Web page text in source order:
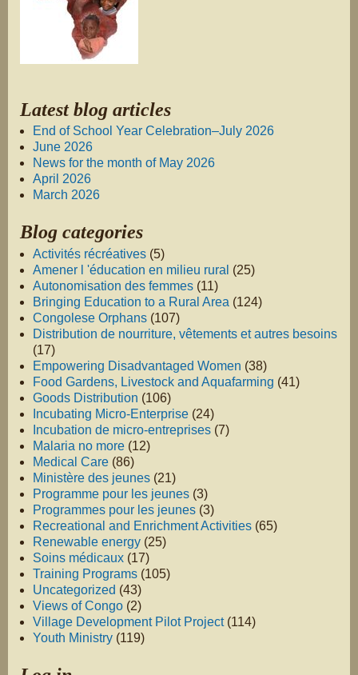
Latest blog articles
End of School Year Celebration–July 2026
June 2026
News for the month of May 2026
April 2026
March 2026
Blog categories
Activités récréatives (5)
Amener l 'éducation en milieu rural (25)
Autonomisation des femmes (11)
Bringing Education to a Rural Area (124)
Congolese Orphans (107)
Distribution de nourriture, vêtements et autres besoins
(17)
Empowering Disadvantaged Women (38)
Food Gardens, Livestock and Aquafarming (41)
Goods Distribution (106)
Incubating Micro-Enterprise (24)
Incubation de micro-entreprises (7)
Malaria no more (12)
Medical Care (86)
Ministère des jeunes (21)
Programme pour les jeunes (3)
Programmes pour les jeunes (3)
Recreational and Enrichment Activities (65)
Renewable energy (25)
Soins médicaux (17)
Training Programs (105)
Uncategorized (43)
Views of Congo (2)
Village Development Pilot Project(114)
Youth Ministry (119)